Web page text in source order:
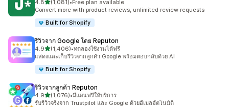
4.8เต็ม 5 ดาว
(1,081)
ทั้งหมด 1081 รีวิว
•Free plan available
Convert more with product reviews, unlimited review requests
Built for Shopify
รีวิวจาก Google โดย Reputon
4.9เต็ม 5 ดาว
(1,406)
ทั้งหมด 1406 รีวิว
•ทดลองใช้งานได้ฟรี
แสดงและเก็บรีวิวจากลูกค้า Google พร้อมตอบกลับด้วย AI
Built for Shopify
รีวิวจากลูกค้า Reputon
4.9เต็ม 5 ดาว
(1,076)
ทั้งหมด 1076 รีวิว
•มีแผนฟรีให้บริการ
รับรีวิวจริงจาก Trustpilot และ Google ด้วยอีเมลอัตโนมัติ